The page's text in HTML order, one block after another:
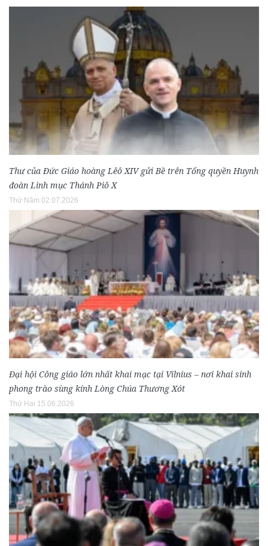
Thư của Đức Giáo hoàng Lêô XIV gửi Bề trên Tổng quyền Huynh
đoàn Linh mục Thánh Piô X
Thứ Năm 02.07.2026
Đại hội Công giáo lớn nhất khai mạc tại Vilnius – nơi khai sinh
phong trào sùng kính Lòng Chúa Thương Xót
Thứ Hai 15.06.2026